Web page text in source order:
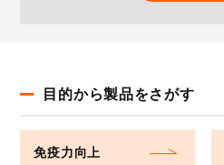
目的から製品をさがす
免疫力向上